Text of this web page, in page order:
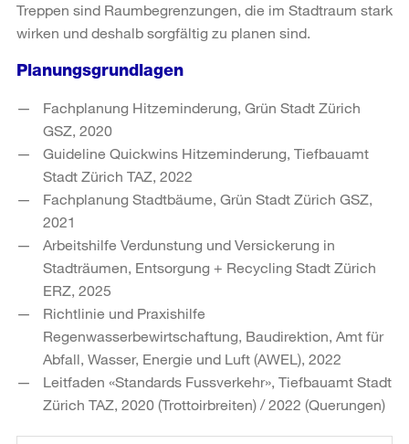
Treppen sind Raumbegrenzungen, die im Stadtraum stark
wirken und deshalb sorgfältig zu planen sind.
Planungsgrundlagen
Fachplanung Hitzeminderung, Grün Stadt Zürich
GSZ, 2020
Guideline Quickwins Hitzeminderung, Tiefbauamt
Stadt Zürich TAZ, 2022
Fachplanung Stadtbäume, Grün Stadt Zürich GSZ,
2021
Arbeitshilfe Verdunstung und Versickerung in
Stadträumen, Entsorgung + Recycling Stadt Zürich
ERZ, 2025
Richtlinie und Praxishilfe
Regenwasserbewirtschaftung, Baudirektion, Amt für
Abfall, Wasser, Energie und Luft (AWEL), 2022
Leitfaden «Standards Fussverkehr», Tiefbauamt Stadt
Zürich TAZ, 2020 (Trottoirbreiten) / 2022 (Querungen)